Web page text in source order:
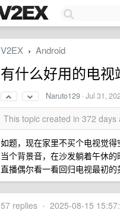
V2EX › Android
有什么好用的电视
Naruto129 ·Jul 31,
This topic created in 372
如题，现在家里不买个电视觉
当个背景音，在沙发躺着午休
直播偶尔看一看回归电视最初的
57 replies • 2025-08-15